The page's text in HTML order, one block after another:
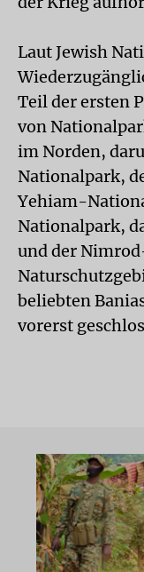
Laut Jewish
Teil der ersten
von
im Norden,
Nationalpark,
Yehiam-
Nationalpark,
und der
beliebten
vorerst